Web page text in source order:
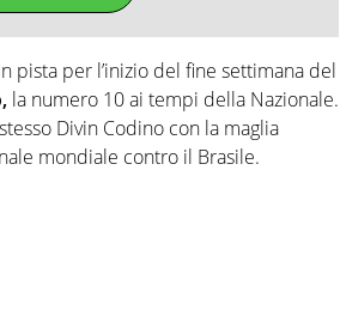
pista per l’inizio del fine settimana del
la numero 10 ai tempi della Nazionale.
Divin Codino con la maglia
mondiale contro il Brasile.